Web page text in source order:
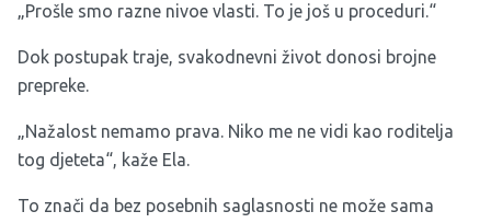
„Prošle smo razne nivoe vlasti. To je još u proceduri.“
Dok postupak traje, svakodnevni život donosi brojne
prepreke.
„Nažalost nemamo prava. Niko me ne vidi kao roditelja
tog djeteta“, kaže Ela.
To znači da bez posebnih saglasnosti ne može sama